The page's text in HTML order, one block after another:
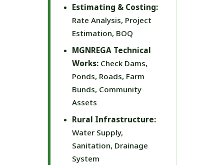
Estimating & Costing:
Rate Analysis, Project
Estimation, BOQ
MGNREGA Technical
Works:Check Dams,
Ponds, Roads, Farm
Bunds, Community
Assets
Rural Infrastructure:
Water Supply,
Sanitation, Drainage
System